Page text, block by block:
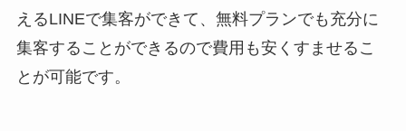
えるLINEで集客ができて、無料プランでも充分に
集客することができるので費用も安くすませるこ
とが可能です。